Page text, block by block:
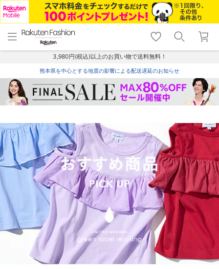
menu home
トップ
shopping_cart lock_outline
ログイン
3,980円(税込)以上のお買い物で送料無料！
熊本県を中心とする地震の影響による配送遅延のお知らせ